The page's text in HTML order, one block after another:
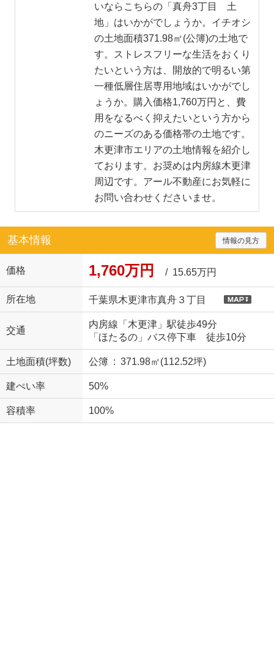
いならこちらの「真舟3丁目 土
地」はいかがでしょうか。イチオシ
の土地面積371.98㎡(公簿)の土地で
す。ストレスフリーな生活をおくり
たいという方は、開放的で明るい第
一種低層住居専用地域はいかがでし
ょうか。購入価格1,760万円と、費
用をなるべく抑えたいという方から
のニーズのある価格帯の土地です。
木更津市エリアの土地情報を紹介し
ております。お奨めは内房線木更津
周辺です。アール不動産にお気軽に
お問い合わせくださいませ。
基本情報 情報の見方
価格 1,760万円 / 15.65万円
所在地 千葉県木更津市真舟３丁目
交通
内房線「木更津」駅徒歩49分
「ほたるの」バス停下車 徒歩10分
土地面積(坪数) 公簿 : 371.98㎡(112.52坪)
建ぺい率 50%
容積率 100%